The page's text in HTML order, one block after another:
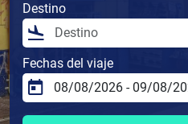
Destino
Fechas del viaje